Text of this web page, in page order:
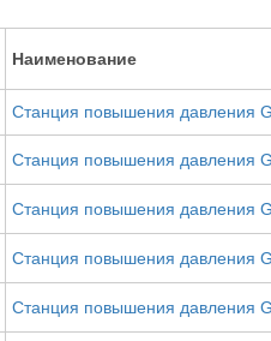
Наименование
Станция повышения давления
Станция повышения давления
Станция повышения давления
Станция повышения давления
Станция повышения давления